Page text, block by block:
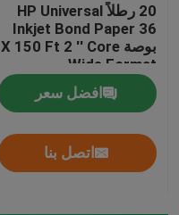
20 رطلاً HP Universal
Inkjet Bond Paper 36
بوصة X 150 Ft 2 '' Core
Wide Format
افضل سعر
اتصل بنا